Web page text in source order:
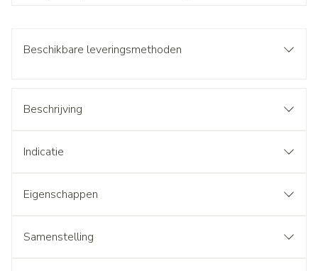
Beschikbare leveringsmethoden
Beschrijving
Indicatie
Eigenschappen
Samenstelling